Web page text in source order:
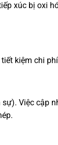
xúc bị oxi
kiệm chi
Việc cập